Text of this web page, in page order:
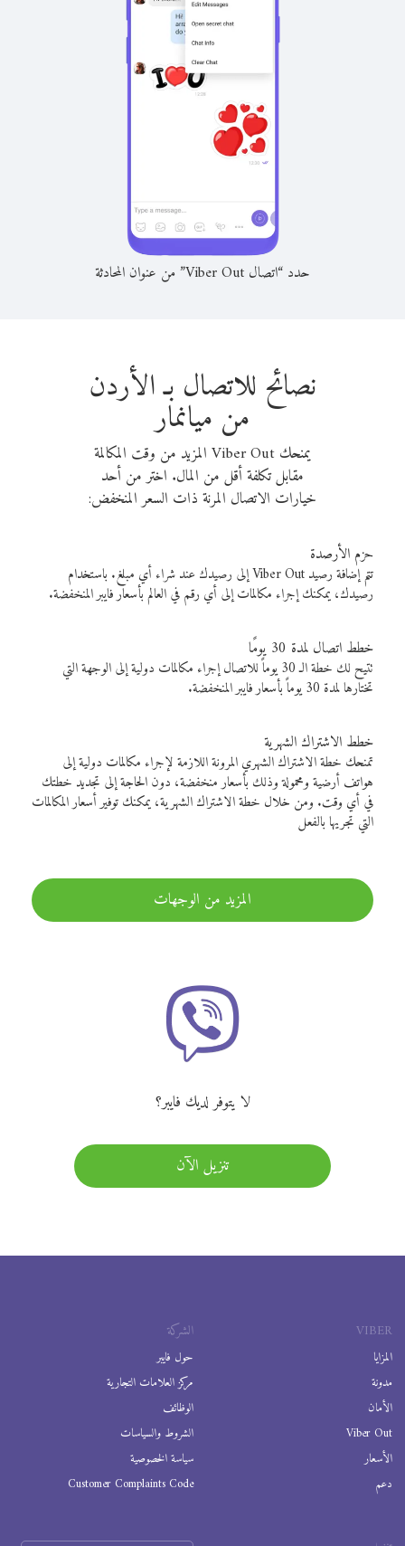
حدد “اتصال Viber Out” من عنوان المحادثة
نصائح للاتصال بـ الأردن
من ميانمار
يمنحك Viber Out المزيد من وقت المكالمة
مقابل تكلفة أقل من المال. اختر من أحد
خيارات الاتصال المرنة ذات السعر المنخفض:
حزم الأرصدة
تتم إضافة رصيد Viber Out إلى رصيدك عند شراء أي مبلغ. باستخدام
رصيدك، يمكنك إجراء مكالمات إلى أي رقم في العالم بأسعار فايبر المنخفضة.
خطط اتصال لمدة 30 يومًا
تتيح لك خطة الـ 30 يوماً للاتصال إجراء مكالمات دولية إلى الوجهة التي
تختارها لمدة 30 يوماً بأسعار فايبر المنخفضة.
خطط الاشتراك الشهرية
تمنحك خطة الاشتراك الشهري المرونة اللازمة لإجراء مكالمات دولية إلى
هواتف أرضية ومحمولة وذلك بأسعار منخفضة، دون الحاجة إلى تجديد خطتك
في أي وقت. ومن خلال خطة الاشتراك الشهرية، يمكنك توفير أسعار المكالمات
التي تجريها بالفعل
المزيد من الوجهات
لا يتوفر لديك فايبر؟
تنزيل الآن
VIBER
المزايا
مدونة
الأمان
Viber Out
الأسعار
دعم
الشركة
حول فايبر
مركز العلامات التجارية
الوظائف
الشروط والسياسات
سياسة الخصوصية
Customer Complaints Code